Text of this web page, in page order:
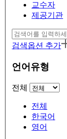
교수자
제공기관
검색옵션 추가
언어유형
전체
전체
한국어
영어